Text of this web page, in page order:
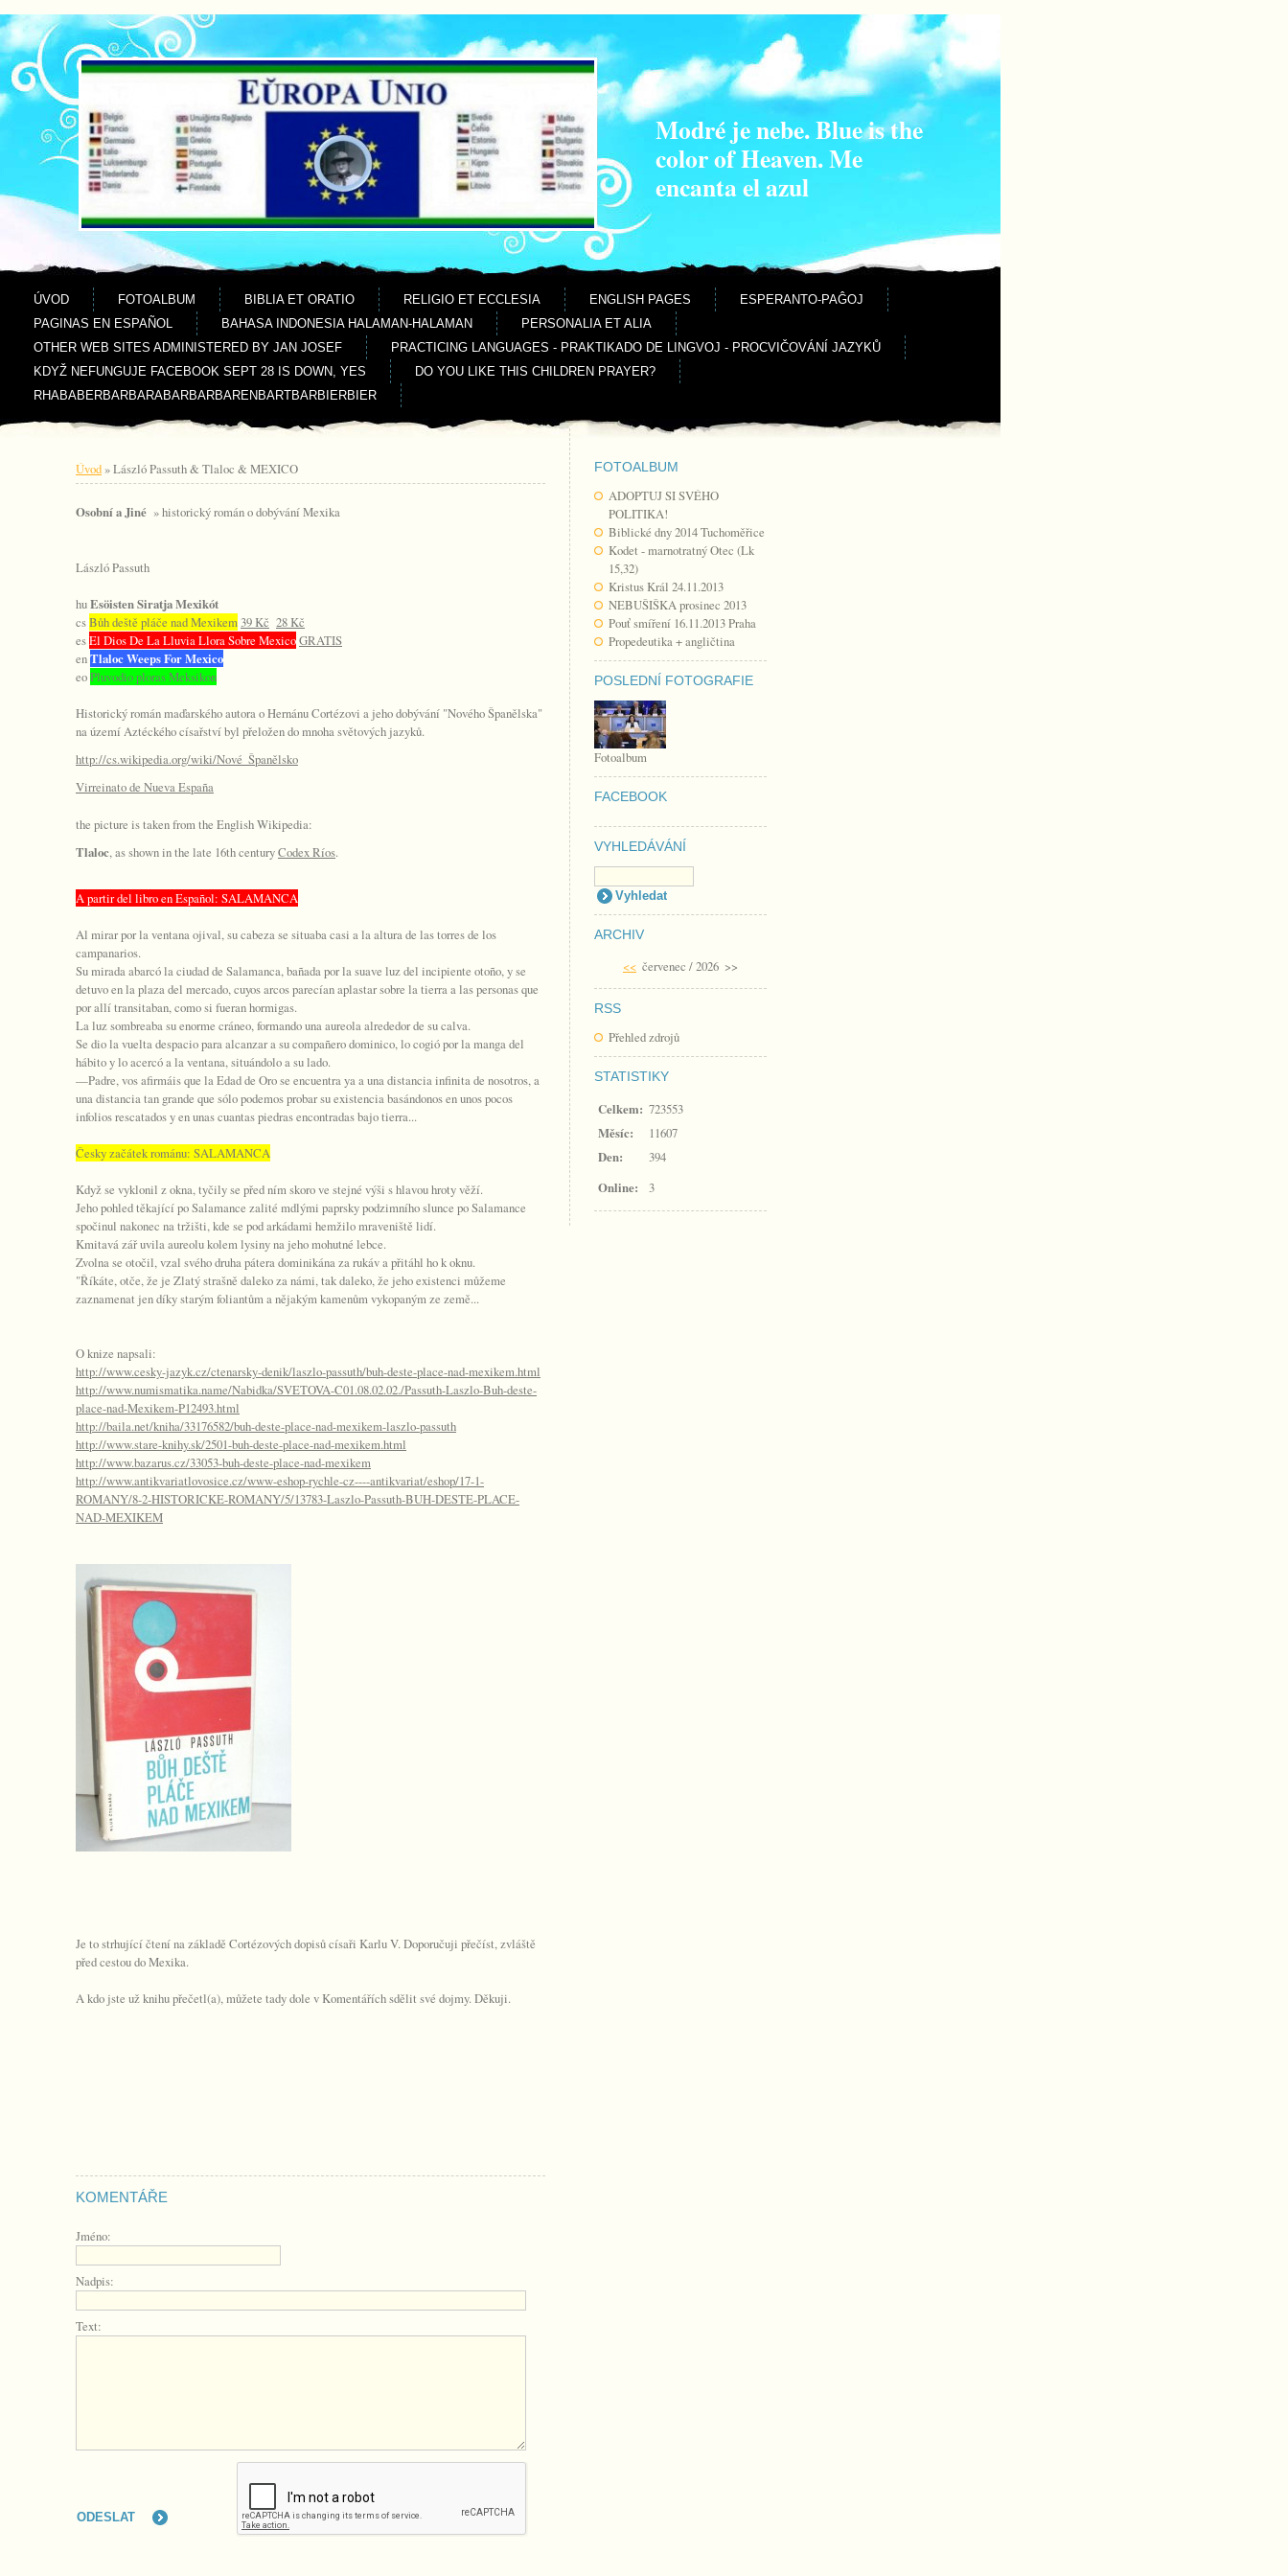
Jdi na obsah
Jdi na menu
Modré je nebe. Blue is the
color of Heaven. Me
encanta el azul
ÚVOD FOTOALBUM BIBLIA ET ORATIO RELIGIO ET ECCLESIA ENGLISH PAGES
ESPERANTO-PAĜOJ
PAGINAS EN ESPAÑOL
BAHASA INDONESIA HALAMAN-HALAMAN
PERSONALIA ET ALIA
OTHER WEB SITES ADMINISTERED BY JAN JOSEF
PRACTICING LANGUAGES - PRAKTIKADO DE LINGVOJ - PROCVIČOVÁNÍ JAZYKŮ
KDYŽ NEFUNGUJE FACEBOOK SEPT 28 IS DOWN, YES
DO YOU LIKE THIS CHILDREN PRAYER?
RHABABERBARBARABARBARBARENBARTBARBIERBIER
FOTOALBUM
ADOPTUJ SI SVÉHO
POLITIKA!
Biblické dny 2014 Tuchoměřice
Kodet - marnotratný Otec (Lk
15,32)
Kristus Král 24.11.2013
NEBUŠIŠKA prosinec 2013
Pouť smíření 16.11.2013 Praha
Propedeutika + angličtina
POSLEDNÍ FOTOGRAFIE
Fotoalbum
FACEBOOK
VYHLEDÁVÁNÍ
ARCHIV
<< červenec / 2026 >>
RSS
Přehled zdrojů
STATISTIKY
Online: 3
Celkem: 723553
Měsíc:
11607
Den:
394
Úvod»László Passuth & Tlaloc & MEXICO
Osobní a Jiné » historický román o dobývání Mexika
László Passuth
huEsöisten Siratja Mexikót
csBůh deště pláče nad Mexikem39 Kč 28 Kč
esEl Dios De La Lluvia Llora Sobre MexicoGRATIS
enTlaloc Weeps For Mexico
eoPluvodio ploras Meksikon
Historický román maďarského autora o Hernánu Cortézovi a jeho dobývání "Nového Španělska"
na území Aztéckého císařství byl přeložen do mnoha světových jazyků.
http://cs.wikipedia.org/wiki/Nové_Španělsko
Virreinato de Nueva España
the picture is taken from the English Wikipedia:
Tlaloc, as shown in the late 16th centuryCodex Ríos.
A partir del libro en Español: SALAMANCA
Al mirar por la ventana ojival, su cabeza se situaba casi a la altura de las torres de los
campanarios.
Su mirada abarcó la ciudad de Salamanca, bañada por la suave luz del incipiente otoño, y se
detuvo en la plaza del mercado, cuyos arcos parecían aplastar sobre la tierra a las personas que
por allí transitaban, como si fueran hormigas.
La luz sombreaba su enorme cráneo, formando una aureola alrededor de su calva.
Se dio la vuelta despacio para alcanzar a su compañero dominico, lo cogió por la manga del
hábito y lo acercó a la ventana, situándolo a su lado.
—Padre, vos afirmáis que la Edad de Oro se encuentra ya a una distancia infinita de nosotros, a
una distancia tan grande que sólo podemos probar su existencia basándonos en unos pocos
infolios rescatados y en unas cuantas piedras encontradas bajo tierra...
Česky začátek románu: SALAMANCA
Když se vyklonil z okna, tyčily se před ním skoro ve stejné výši s hlavou hroty věží.
Jeho pohled těkající po Salamance zalité mdlými paprsky podzimního slunce po Salamance
spočinul nakonec na tržišti, kde se pod arkádami hemžilo mraveniště lidí.
Kmitavá zář uvila aureolu kolem lysiny na jeho mohutné lebce.
Zvolna se otočil, vzal svého druha pátera dominikána za rukáv a přitáhl ho k oknu.
"Říkáte, otče, že je Zlatý strašně daleko za námi, tak daleko, že jeho existenci můžeme
zaznamenat jen díky starým foliantům a nějakým kamenům vykopaným ze země...
O knize napsali:
http://www.cesky-jazyk.cz/ctenarsky-denik/laszlo-passuth/buh-deste-place-nad-mexikem.html
http://www.numismatika.name/Nabidka/SVETOVA-C01.08.02.02./Passuth-Laszlo-Buh-deste-
place-nad-Mexikem-P12493.html
http://baila.net/kniha/33176582/buh-deste-place-nad-mexikem-laszlo-passuth
http://www.stare-knihy.sk/2501-buh-deste-place-nad-mexikem.html
http://www.bazarus.cz/33053-buh-deste-place-nad-mexikem
http://www.antikvariatlovosice.cz/www-eshop-rychle-cz----antikvariat/eshop/17-1-
ROMANY/8-2-HISTORICKE-ROMANY/5/13783-Laszlo-Passuth-BUH-DESTE-PLACE-
NAD-MEXIKEM
Je to strhující čtení na základě Cortézových dopisů císaři Karlu V. Doporučuji přečíst, zvláště
před cestou do Mexika.
A kdo jste už knihu přečetl(a), můžete tady dole v Komentářích sdělit své dojmy. Děkuji.
KOMENTÁŘE
Jméno:
Nadpis:
Text: